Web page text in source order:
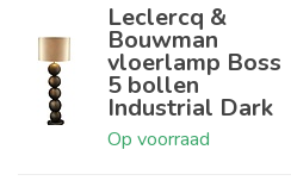
Leclercq &
Bouwman
vloerlamp Boss
5 bollen
Industrial Dark
Op voorraad